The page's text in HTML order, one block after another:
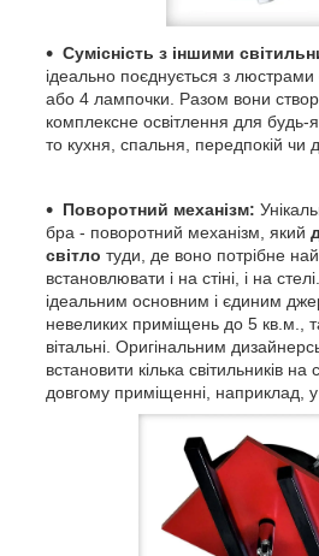
Сумісність з іншими
ідеально поєднується з люстрами
або 4 лампочки. Разом вони
комплексне освітлення для
то кухня, спальня, передпокій чи
Поворотний механізм:
бра - поворотний механізм, який
світло туди, де воно потрібне
встановлювати і на стіні, і на
ідеальним основним і єдиним
невеликих приміщень до 5 кв.м.,
вітальні. Оригінальним
встановити кілька світильників
довгому приміщенні, наприклад, у